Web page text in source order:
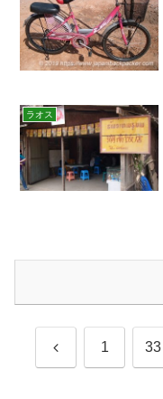
ラオス
前 1 33